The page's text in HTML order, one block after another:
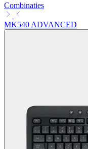
Combinaties
MK540 ADVANCED